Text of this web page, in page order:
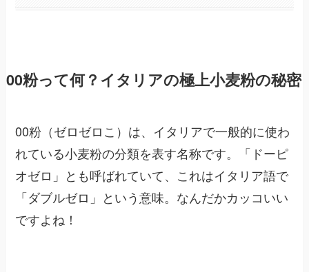
00粉って何？イタリアの極上小麦粉の秘密
00粉（ゼロゼロこ）は、イタリアで一般的に使わ
れている小麦粉の分類を表す名称です。「ドーピ
オゼロ」とも呼ばれていて、これはイタリア語で
「ダブルゼロ」という意味。なんだかカッコいい
ですよね！